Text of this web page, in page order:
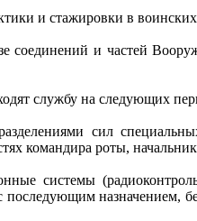
и стажировки в
соединений и частей
службу на следующих
сил
командира роты,
системы
последующим назначением,